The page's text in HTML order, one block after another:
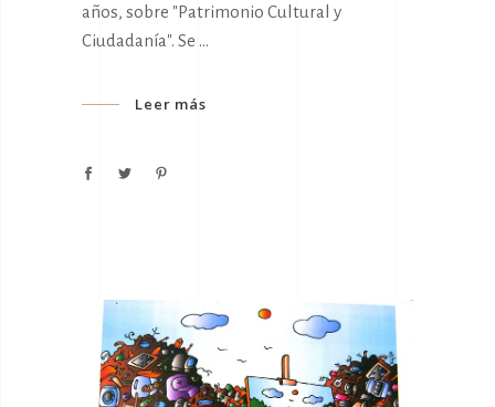
años, sobre "Patrimonio Cultural y
Ciudadanía". Se
Leer más